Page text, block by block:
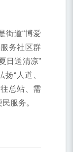
道“博爱
务社区群
日送清凉”
“人道、
总站、需
服务。